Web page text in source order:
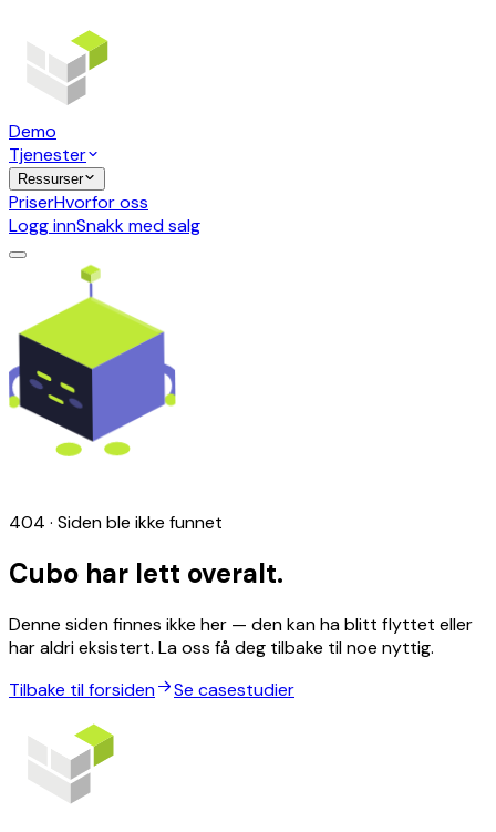
Demo
Tjenester
Ressurser
PriserHvorfor oss
Logg innSnakk med salg
404 · Siden ble ikke funnet
Cubo har lett overalt.
Denne siden finnes ikke her — den kan ha blitt flyttet eller
har aldri eksistert. La oss få deg tilbake til noe nyttig.
Tilbake til forsiden
Se casestudier